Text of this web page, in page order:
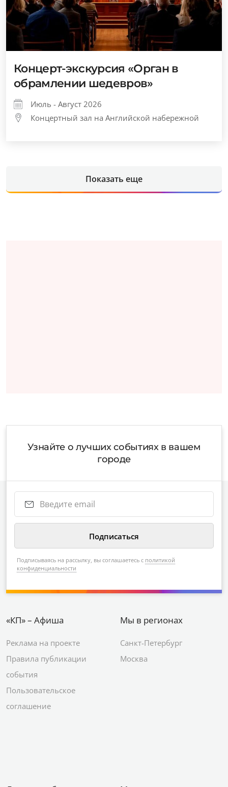
Концерт-экскурсия «Орган в
обрамлении шедевров»
Июль - Август 2026
Концертный зал на Английской набережной
Показать еще
Узнайте о лучших событиях в вашем
городе
Подписываясь на рассылку, вы соглашаетесь с политикой
конфиденциальности
«КП» – Афиша
Реклама на проекте
Правила публикации
события
Пользовательское
соглашение
Мы в регионах
Санкт-Петербург
Москва